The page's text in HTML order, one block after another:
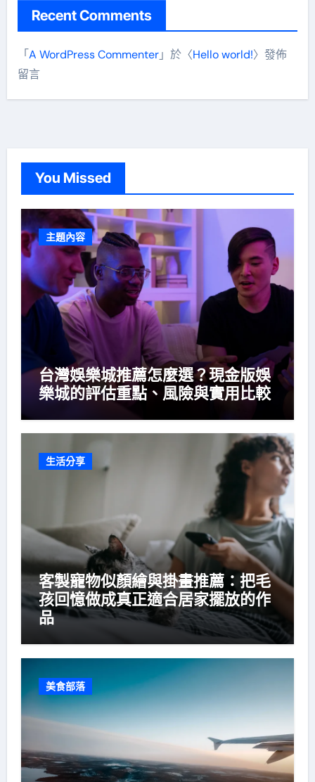
Recent Comments
「A WordPress Commenter」於〈Hello world!〉發佈
留言
You Missed
主題內容
台灣娛樂城推薦怎麼選？現金版娛
樂城的評估重點、風險與實用比較
生活分享
客製寵物似顏繪與掛畫推薦：把毛
孩回憶做成真正適合居家擺放的作
品
美食部落